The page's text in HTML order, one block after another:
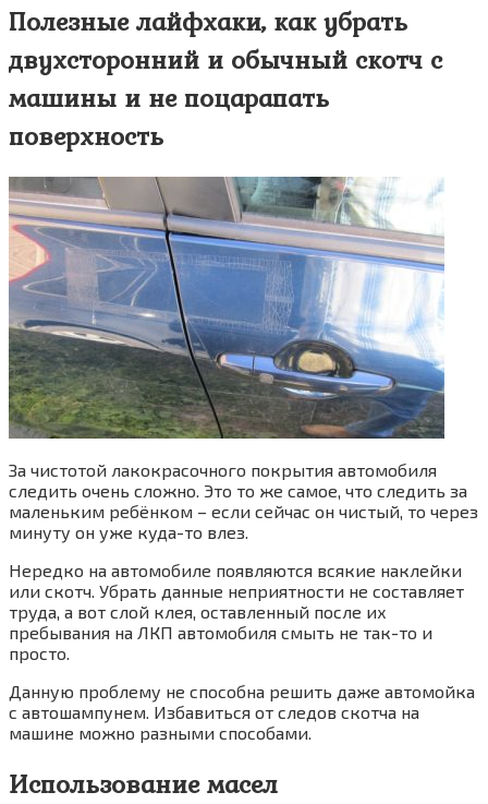
Полезные лайфхаки, как убрать
двухсторонний и обычный скотч с
машины и не поцарапать
поверхность
За чистотой лакокрасочного покрытия автомобиля
следить очень сложно. Это то же самое, что следить за
маленьким ребёнком – если сейчас он чистый, то через
минуту он уже куда-то влез.
Нередко на автомобиле появляются всякие наклейки
или скотч. Убрать данные неприятности не составляет
труда, а вот слой клея, оставленный после их
пребывания на ЛКП автомобиля смыть не так-то и
просто.
Данную проблему не способна решить даже автомойка
с автошампунем. Избавиться от следов скотча на
машине можно разными способами.
Использование масел